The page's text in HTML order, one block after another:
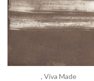
, Viva Made